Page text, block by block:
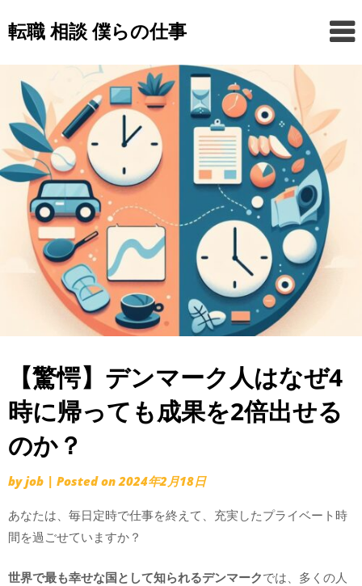
to転職 相談 僕らの仕事
【驚愕】デンマーク人はなぜ4
時に帰っても成果を2倍出せる
のか？
byjob | Posted on2024年2月18日
あなたは、毎日定時で仕事を終えて、充実したプライベート時
間を過ごせていますか？
世界で最も幸せな国として知られるデンマークでは、多くの人